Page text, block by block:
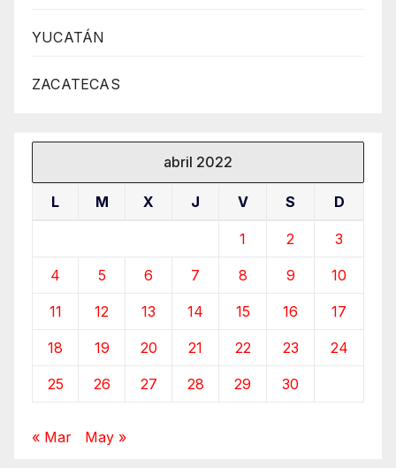
YUCATÁN
ZACATECAS
abril 2022
L M X J V S D
1 2 3
4 5 6 7 8 9 10
11 12 13 14 15 16 17
18 19 20 21 22 23 24
25 26 27 28 29 30
« Mar May »